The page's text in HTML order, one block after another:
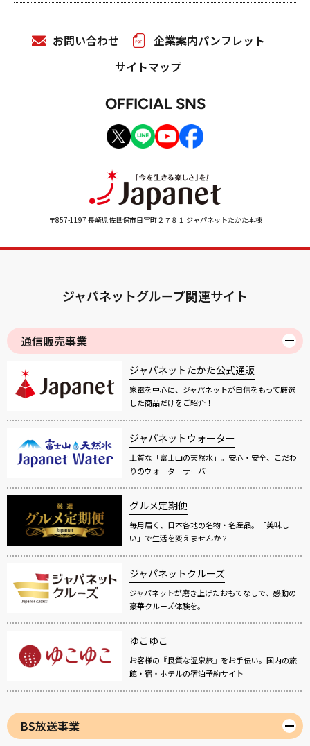
〒857-1197 長崎県佐世保市日宇町２７８１ ジャパネットたかた本棟
お問い合わせ
企業案内パンフレット
サイトマップ
OFFICIAL SNS
ジャパネットグループ関連サイト
通信販売事業
ジャパネットたかた公式通販
家電を中心に、ジャパネットが自信をもって厳選
した商品だけをご紹介！
ジャパネットウォーター
上質な「富士山の天然水」。安心・安全、こだわ
りのウォーターサーバー
グルメ定期便
毎月届く、日本各地の名物・名産品。「美味し
い」で生活を変えませんか？
ジャパネットクルーズ
ジャパネットが磨き上げたおもてなしで、感動の
豪華クルーズ体験を。
ゆこゆこ
お客様の『良質な温泉旅』をお手伝い。国内の旅
館・宿・ホテルの宿泊予約サイト
BS放送事業